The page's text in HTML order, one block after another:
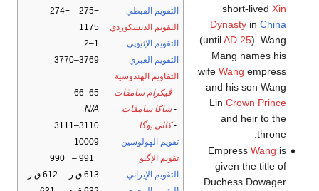
التقويم القبطي
−275 – −274
التقويم الديسكوردي
1175
التقويم الإثيوپي
1–2
التقويم العبري
3769–3770
التقاويم الهندوسية
- ڤيكرام سامڤات
65–66
-شاكا سامڤات
N/A
-كالي يوگا
3110–3111
تقويم الهولوسين
10009
تقويم الإگبو
−991 – −990
التقويم الإيراني
613 ق.ر. – 612 ق.ر.
short-lived Xin
Dynastyin China
(untilAD 25). Wang
Mang names his
wife Wang empress
and his son Wang
Lin Crown Prince
and heir to the
throne.
Empress Wang is
given the title of
Duchess Dowager